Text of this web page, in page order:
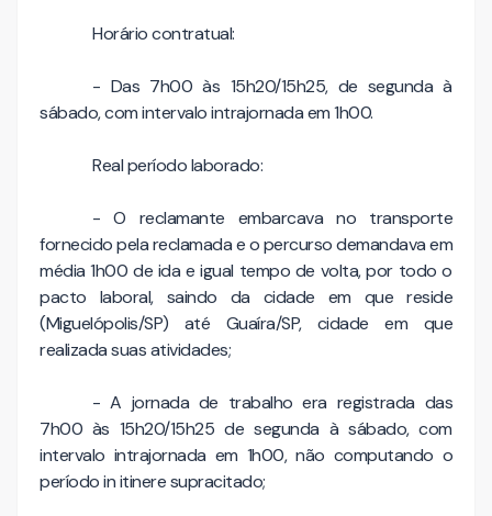
Horário contratual:
- Das 7h00 às 15h20/15h25, de segunda à
sábado, com intervalo intrajornada em 1h00.
Real período laborado:
- O reclamante embarcava no transporte
fornecido pela reclamada e o percurso demandava em
média 1h00 de ida e igual tempo de volta, por todo o
pacto laboral, saindo da cidade em que reside
(Miguelópolis/SP) até Guaíra/SP, cidade em que
realizada suas atividades;
- A jornada de trabalho era registrada das
7h00 às 15h20/15h25 de segunda à sábado, com
intervalo intrajornada em 1h00, não computando o
período in itinere supracitado;